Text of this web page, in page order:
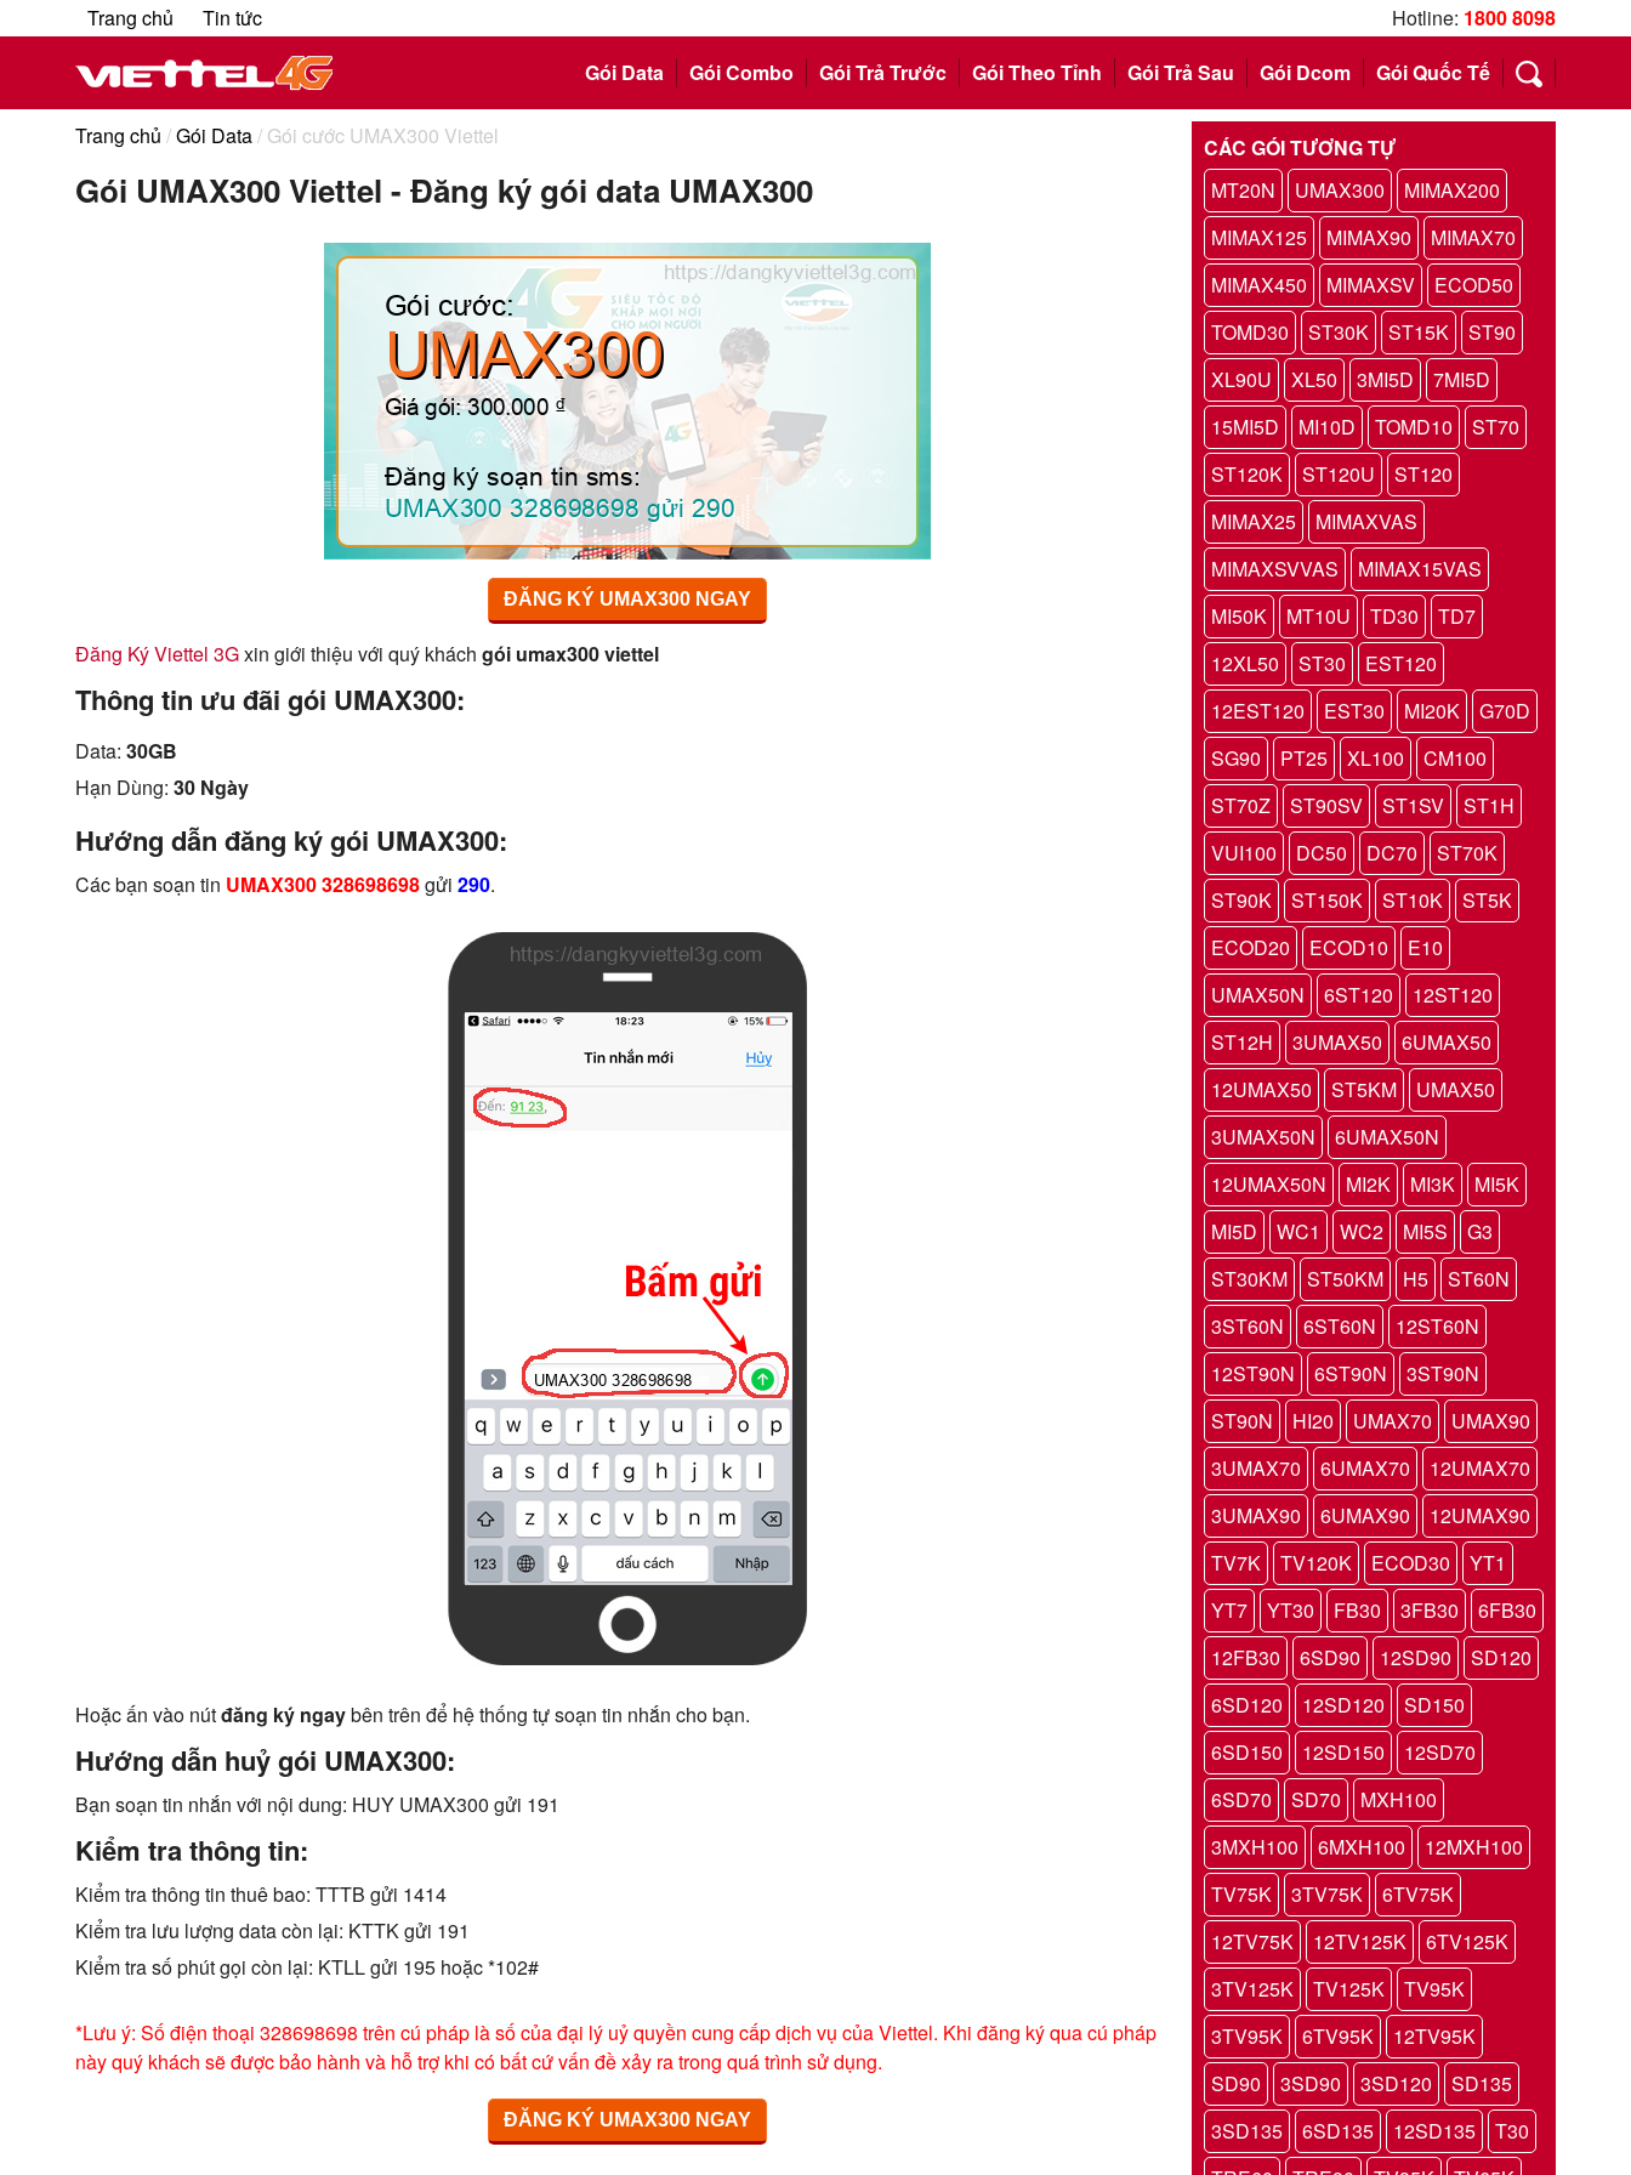
Trang chủ Tin tức Hotline: 1800 8098
Gói Data
Gói Combo Gói Trả Trước Gói Theo Tỉnh Gói Trả Sau Gói Dcom Gói Quốc Tế
Trang chủ /Gói Data/ Gói cước UMAX300 Viettel
Gói UMAX300 Viettel - Đăng ký gói data UMAX300
ĐĂNG KÝ UMAX300 NGAY
Đăng Ký Viettel 3Gxin giới thiệu với quý khách gói umax300 viettel
Thông tin ưu đãi gói UMAX300:
Data: 30GB
Hạn Dùng: 30 Ngày
Hướng dẫn đăng ký gói UMAX300:
Các bạn soạn tin UMAX300 328698698gửi 290.
Hoặc ấn vào nútđăng ký ngaybên trên để hệ thống tự soạn tin nhắn cho bạn.
Hướng dẫn huỷ gói UMAX300:
Bạn soạn tin nhắn với nội dung: HUY UMAX300 gửi 191
Kiểm tra thông tin:
Kiểm tra thông tin thuê bao: TTTB gửi 1414
Kiểm tra lưu lượng data còn lại: KTTK gửi 191
Kiểm tra số phút gọi còn lại: KTLL gửi 195 hoặc *102#
*Lưu ý: Số điện thoại 328698698 trên cú pháp là số của đại lý uỷ quyền cung cấp dịch vụ của Viettel. Khi đăng ký qua cú pháp
này quý khách sẽ được bảo hành và hỗ trợ khi có bất cứ vấn đề xảy ra trong quá trình sử dụng.
ĐĂNG KÝ UMAX300 NGAY
CÁC GÓI TƯƠNG TỰ
MT20N
UMAX300
MIMAX200
MIMAX125
MIMAX90
MIMAX70
MIMAX450
MIMAXSV
ECOD50
TOMD30
ST30K ST15K
ST90
XL90U
XL50 3MI5D
7MI5D
15MI5D
MI10D TOMD10
ST70
ST120K
ST120U
ST120
MIMAX25
MIMAXVAS
MIMAXSVVAS
MIMAX15VAS
MI50K
MT10U TD30
TD7
12XL50
ST30
EST120
12EST120
EST30 MI20K
G70D
SG90
PT25 XL100
CM100
ST70Z
ST90SV ST1SV
ST1H
VUI100
DC50 DC70
ST70K
ST90K
ST150K ST10K
ST5K
ECOD20
ECOD10
E10
UMAX50N
6ST120
12ST120
ST12H
3UMAX50
6UMAX50
12UMAX50
ST5KM
UMAX50
3UMAX50N
6UMAX50N
12UMAX50N
MI2K MI3K
MI5K
MI5D
WC1 WC2 MI5S
G3
ST30KM
ST50KM H5
ST60N
3ST60N
6ST60N
12ST60N
12ST90N
6ST90N
3ST90N
ST90N
HI20 UMAX70
UMAX90
3UMAX70
6UMAX70
12UMAX70
3UMAX90
6UMAX90
12UMAX90
TV7K
TV120K ECOD30
YT1
YT7
YT30 FB30 3FB30
6FB30
12FB30
6SD90 12SD90
SD120
6SD120
12SD120
SD150
6SD150
12SD150
12SD70
6SD70
SD70
MXH100
3MXH100
6MXH100
12MXH100
TV75K
3TV75K
6TV75K
12TV75K
12TV125K
6TV125K
3TV125K
TV125K
TV95K
3TV95K
6TV95K
12TV95K
SD90
3SD90 3SD120
SD135
3SD135
6SD135 12SD135
T30